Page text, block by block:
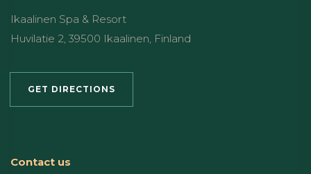
Ikaalinen Spa & Resort
Huvilatie 2, 39500 Ikaalinen, Finland
GET DIRECTIONS
Contact us